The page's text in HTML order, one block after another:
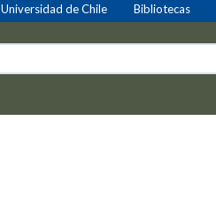
Universidad de Chile Bibliotecas